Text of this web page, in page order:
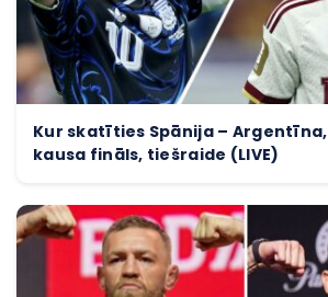
Kur skatīties Spānija –
kausa fināls, tiešraide (LIVE)